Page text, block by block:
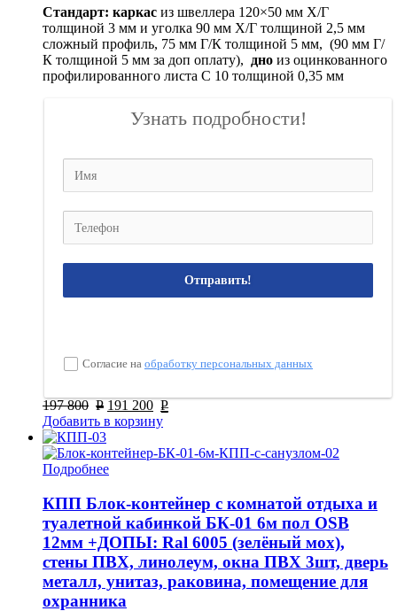
Стандарт: каркас из швеллера 120×50 мм Х/Г
толщиной 3 мм и уголка 90 мм Х/Г толщиной 2,5 мм
сложный профиль, 75 мм Г/К толщиной 5 мм, (90 мм Г/
К толщиной 5 мм за доп оплату), дно из оцинкованного
профилированного листа С 10 толщиной 0,35 мм
Узнать подробности!
Отправить!
Согласие на обработку персональных данных
197 800 Р 191 200 Р
Добавить в корзину
Подробнее
КПП Блок-контейнер с комнатой отдыха и
туалетной кабинкой БК-01 6м пол OSB
12мм +ДОПЫ: Ral 6005 (зелёный мох),
стены ПВХ, линолеум, окна ПВХ 3шт, дверь
металл, унитаз, раковина, помещение для
охранника